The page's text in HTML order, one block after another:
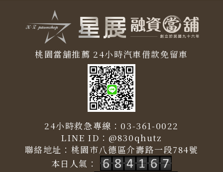
桃園當舖推薦 24小時汽車借款免留車
24小時救急專線： 03-361-0022
LINE ID： @830qhutz
聯絡地址： 桃園市八德區介壽路一段784號
本日人氣：